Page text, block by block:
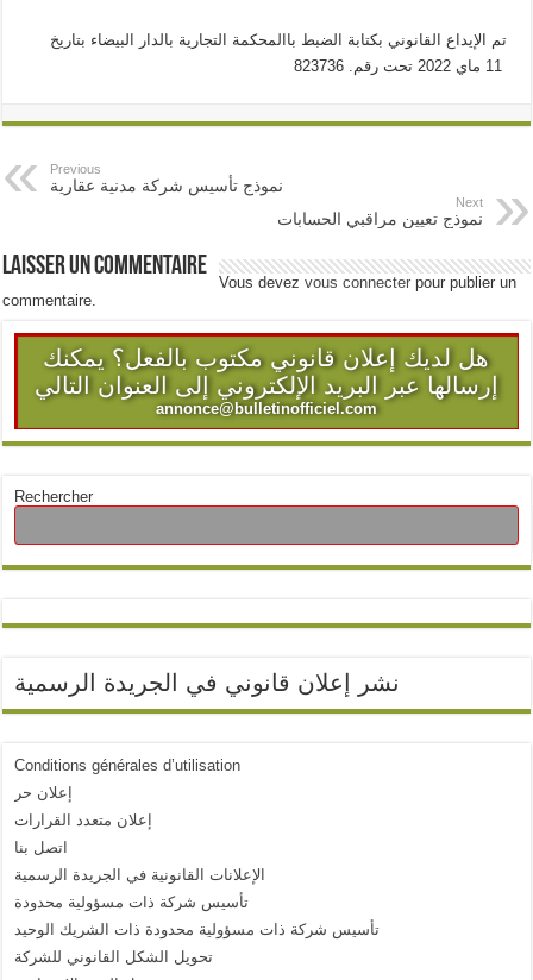
تم الإيداع القانوني بكتابة الضبط باالمحكمة التجارية بالدار البيضاء بتاريخ
11 ماي 2022 تحت رقم. 823736
Previous
نموذج تأسيس شركة مدنية عقارية
Next
نموذج تعيين مراقبي الحسابات
Laisser un commentaire
Vous devezvous connecter pour publier un
commentaire.
هل لديك إعلان قانوني مكتوب بالفعل؟ يمكنك
إرسالها عبر البريد الإلكتروني إلى العنوان التالي
annonce@bulletinofficiel.com
Rechercher
نشر إعلان قانوني في الجريدة الرسمية
Conditions générales d’utilisation
إعلان حر
إعلان متعدد القرارات
اتصل بنا
الإعلانات القانونية في الجريدة الرسمية
تأسيس شركة ذات مسؤولية محدودة
تأسيس شركة ذات مسؤولية محدودة ذات الشريك الوحيد
تحويل الشكل القانوني للشركة